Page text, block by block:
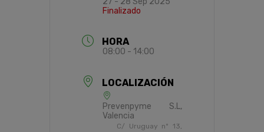
Finalizado
HORA
08:00 - 14:00
LOCALIZACIÓN
Prevenpyme S.L,
Valencia
C/ Uruguay nº 13,